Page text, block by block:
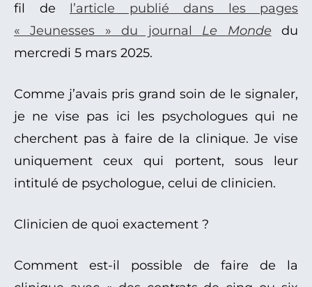
fil de l’article publié dans les pages
« Jeunesses » du journal Le Monde du
mercredi 5 mars 2025.
Comme j’avais pris grand soin de le signaler,
je ne vise pas ici les psychologues qui ne
cherchent pas à faire de la clinique. Je vise
uniquement ceux qui portent, sous leur
intitulé de psychologue, celui de clinicien.
Clinicien de quoi exactement ?
Comment est-il possible de faire de la